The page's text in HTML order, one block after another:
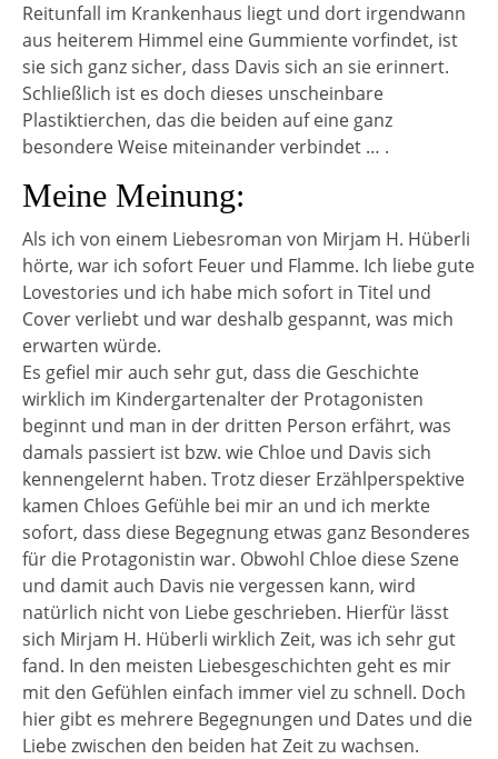
Reitunfall im Krankenhaus liegt und dort irgendwann
aus heiterem Himmel eine Gummiente vorfindet, ist
sie sich ganz sicher, dass Davis sich an sie erinnert.
Schließlich ist es doch dieses unscheinbare
Plastiktierchen, das die beiden auf eine ganz
besondere Weise miteinander verbindet … .
Meine Meinung:
Als ich von einem Liebesroman von Mirjam H. Hüberli
hörte, war ich sofort Feuer und Flamme. Ich liebe gute
Lovestories und ich habe mich sofort in Titel und
Cover verliebt und war deshalb gespannt, was mich
erwarten würde.
Es gefiel mir auch sehr gut, dass die Geschichte
wirklich im Kindergartenalter der Protagonisten
beginnt und man in der dritten Person erfährt, was
damals passiert ist bzw. wie Chloe und Davis sich
kennengelernt haben. Trotz dieser Erzählperspektive
kamen Chloes Gefühle bei mir an und ich merkte
sofort, dass diese Begegnung etwas ganz Besonderes
für die Protagonistin war. Obwohl Chloe diese Szene
und damit auch Davis nie vergessen kann, wird
natürlich nicht von Liebe geschrieben. Hierfür lässt
sich Mirjam H. Hüberli wirklich Zeit, was ich sehr gut
fand. In den meisten Liebesgeschichten geht es mir
mit den Gefühlen einfach immer viel zu schnell. Doch
hier gibt es mehrere Begegnungen und Dates und die
Liebe zwischen den beiden hat Zeit zu wachsen.